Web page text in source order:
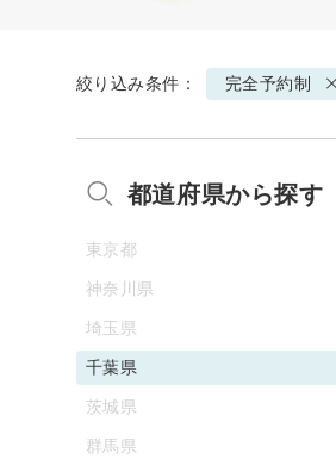
絞り込み条件： 完全予約制
都道府県から探す
東京都
神奈川県
埼玉県
千葉県
茨城県
群馬県